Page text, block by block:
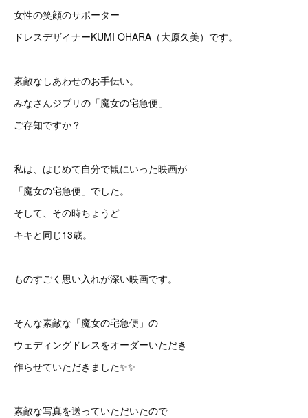
女性の笑顔のサポーター
ドレスデザイナーKUMI OHARA（大原久美）です。
素敵なしあわせのお手伝い。
みなさんジブリの「魔女の宅急便」
ご存知ですか？
私は、はじめて自分で観にいった映画が
「魔女の宅急便」でした。
そして、その時ちょうど
キキと同じ13歳。
ものすごく思い入れが深い映画です。
そんな素敵な「魔女の宅急便」の
ウェディングドレスをオーダーいただき
作らせていただきました✨✨
素敵な写真を送っていただいたので